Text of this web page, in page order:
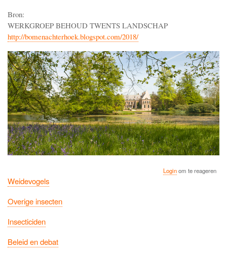
Bron:
WERKGROEP BEHOUD TWENTS LANDSCHAP
http://bomenachterhoek.blogspot.com/2018/
Loginom te reageren
Weidevogels
Overige insecten
Insecticiden
Beleid en debat